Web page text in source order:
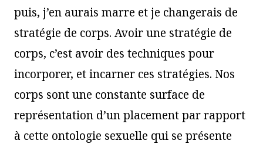
puis, j’en aurais marre et je changerais de
stratégie de corps. Avoir une stratégie de
corps, c’est avoir des techniques pour
incorporer, et incarner ces stratégies. Nos
corps sont une constante surface de
représentation d’un placement par rapport
à cette ontologie sexuelle qui se présente